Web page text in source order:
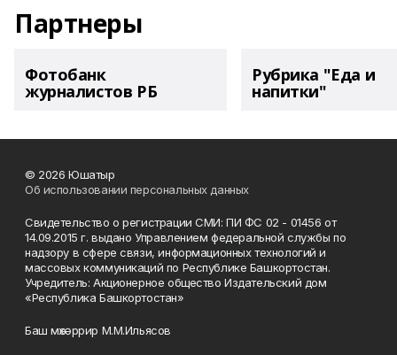
Партнеры
Фотобанк
журналистов РБ
Рубрика "Еда и
напитки"
© 2026 Юшатыр
Об использовании персональных данных
Свидетельство о регистрации СМИ: ПИ ФС 02 - 01456 от
14.09.2015 г. выдано Управлением федеральной службы по
надзору в сфере связи, информационных технологий и
массовых коммуникаций по Республике Башкортостан.
Учредитель: Акционерное общество Издательский дом
«Республика Башкортостан»
Баш мөхәррир М.М.Ильясов